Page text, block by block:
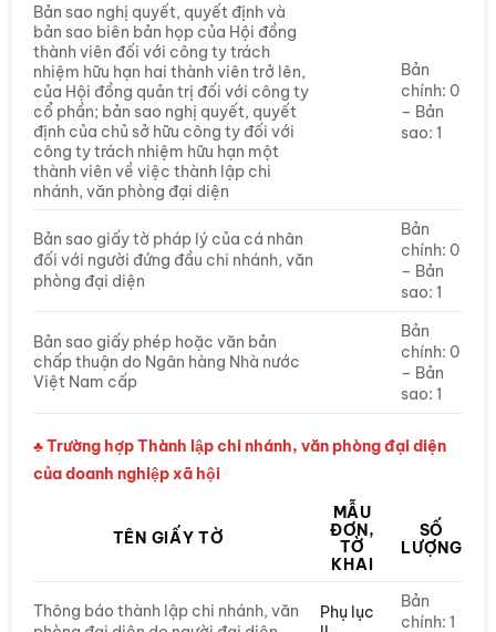
Bản sao nghị quyết, quyết định và
bản sao biên bản họp của Hội đồng
thành viên đối với công ty trách
nhiệm hữu hạn hai thành viên trở lên,
của Hội đồng quản trị đối với công ty
cổ phần; bản sao nghị quyết, quyết
định của chủ sở hữu công ty đối với
công ty trách nhiệm hữu hạn một
thành viên về việc thành lập chi
nhánh, văn phòng đại diện
Bản
chính: 0
– Bản
sao: 1
Bản sao giấy tờ pháp lý của cá nhân
đối với người đứng đầu chi nhánh, văn
phòng đại diện
Bản
chính: 0
– Bản
sao: 1
Bản sao giấy phép hoặc văn bản
chấp thuận do Ngân hàng Nhà nước
Việt Nam cấp
Bản
chính: 0
– Bản
sao: 1
♣ Trường hợp Thành lập chi nhánh, văn phòng đại diện
của doanh nghiệp xã hội
TÊN GIẤY TỜ
MẪU
ĐƠN,
TỜ
KHAI
SỐ
LƯỢNG
Thông báo thành lập chi nhánh, văn
Phụ lục
Bản
chính: 1